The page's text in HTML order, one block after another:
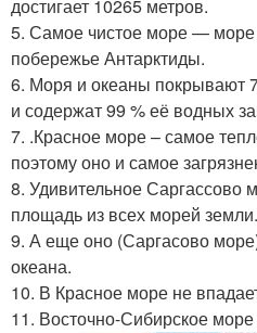
достигает 10265 метров.
5. Самое чистое море —
побережье Антарктиды.
6. Моря и океаны покрывают
и содержат 99 % её водных
7. .Красное море – самое
поэтому оно и самое
8. Удивительное Саргассово
площадь из всех морей земли.
9. А еще оно (Саргасово
океана.
10. В Красное море не
11. Восточно-Сибирское